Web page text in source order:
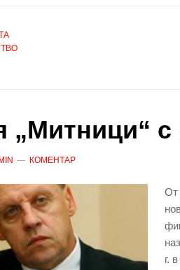
„Митници“
КОМЕНТАР
От
г.